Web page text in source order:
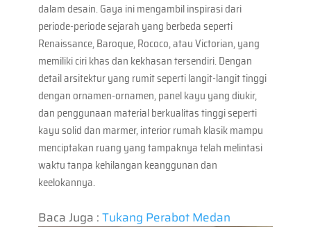
dalam desain. Gaya ini mengambil inspirasi dari
periode-periode sejarah yang berbeda seperti
Renaissance, Baroque, Rococo, atau Victorian, yang
memiliki ciri khas dan kekhasan tersendiri. Dengan
detail arsitektur yang rumit seperti langit-langit tinggi
dengan ornamen-ornamen, panel kayu yang diukir,
dan penggunaan material berkualitas tinggi seperti
kayu solid dan marmer, interior rumah klasik mampu
menciptakan ruang yang tampaknya telah melintasi
waktu tanpa kehilangan keanggunan dan
keelokannya.
Baca Juga :Tukang Perabot Medan